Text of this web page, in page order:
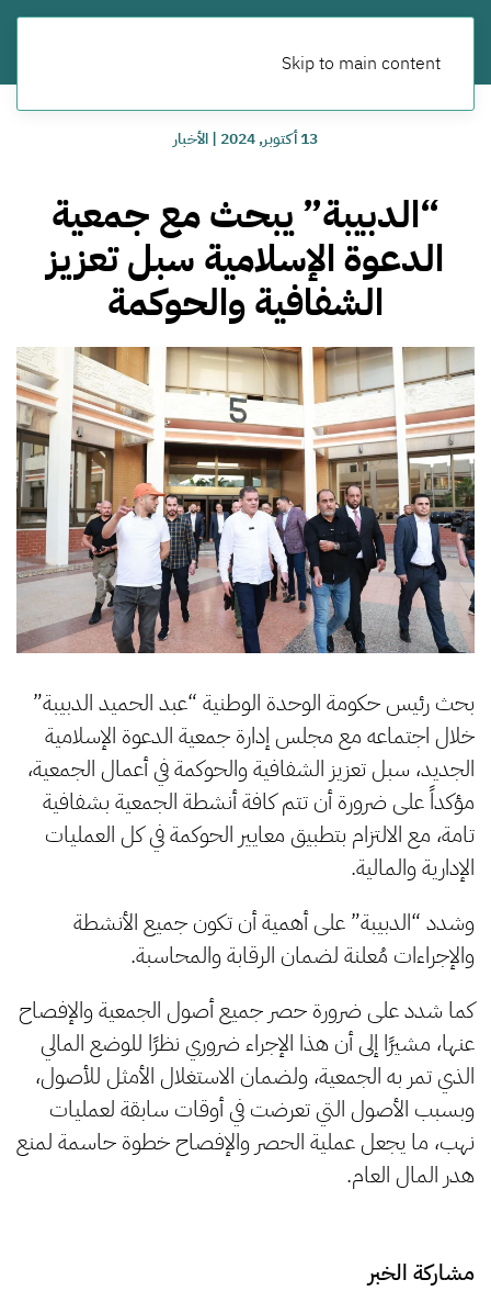
Skip to main content
13 أكتوبر, 2024 |الأخبار
“الدبيبة” يبحث مع جمعية
الدعوة الإسلامية سبل تعزيز
الشفافية والحوكمة
بحث رئيس حكومة الوحدة الوطنية “عبد الحميد الدبيبة”
خلال اجتماعه مع مجلس إدارة جمعية الدعوة الإسلامية
الجديد، سبل تعزيز الشفافية والحوكمة في أعمال الجمعية،
مؤكداً على ضرورة أن تتم كافة أنشطة الجمعية بشفافية
تامة، مع الالتزام بتطبيق معايير الحوكمة في كل العمليات
الإدارية والمالية.
وشدد “الدبيبة” على أهمية أن تكون جميع الأنشطة
والإجراءات مُعلنة لضمان الرقابة والمحاسبة.
كما شدد على ضرورة حصر جميع أصول الجمعية والإفصاح
عنها، مشيرًا إلى أن هذا الإجراء ضروري نظرًا للوضع المالي
الذي تمر به الجمعية، ولضمان الاستغلال الأمثل للأصول،
وبسبب الأصول التي تعرضت في أوقات سابقة لعمليات
نهب، ما يجعل عملية الحصر والإفصاح خطوة حاسمة لمنع
هدر المال العام.
مشاركة الخبر